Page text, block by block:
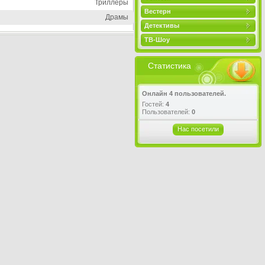
Вестерн
Детективы
ТВ-Шоу
Статистика
Онлайн 4 пользователей.
Гостей: 4
Пользователей: 0
Нас посетили
Триллеры
Драмы